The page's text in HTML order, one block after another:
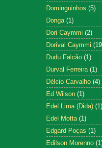
Dominguinhos (5)
Donga (1)
Dori Caymmi (2)
Dorival Caymmi
Dudu Falcão (1)
Durval Ferreira (1)
Délcio Carvalho (4)
Ed Wilson (1)
Edel Lima (Dida) (1)
Edel Motta (1)
Edgard Poças (1)
Edilson Morenno